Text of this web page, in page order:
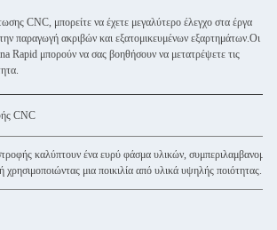
CNC, μπορείτε να έχετε μεγαλύτερο έλεγχο στα έργα
παραγωγή ακριβών και εξατομικευμένων εξαρτημάτων.Οι
Rapid μπορούν να σας βοηθήσουν να μετατρέψετε τις
CNC
καλύπτουν ένα ευρύ φάσμα υλικών,
μια ποικιλία από υλικά υψηλής ποιότητας.